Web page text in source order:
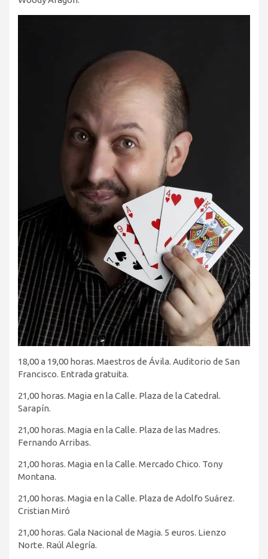
18,00 a 19,00 horas. Maestros de Ávila. Auditorio de San
Francisco. Entrada gratuita.
21,00 horas. Magia en la Calle. Plaza de la Catedral.
Sarapín.
21,00 horas. Magia en la Calle. Plaza de las Madres.
Fernando Arribas.
21,00 horas. Magia en la Calle. Mercado Chico. Tony
Montana.
21,00 horas. Magia en la Calle. Plaza de Adolfo Suárez.
Cristian Miró
21,00 horas. Gala Nacional de Magia. 5 euros. Lienzo
Norte. Raúl Alegría.